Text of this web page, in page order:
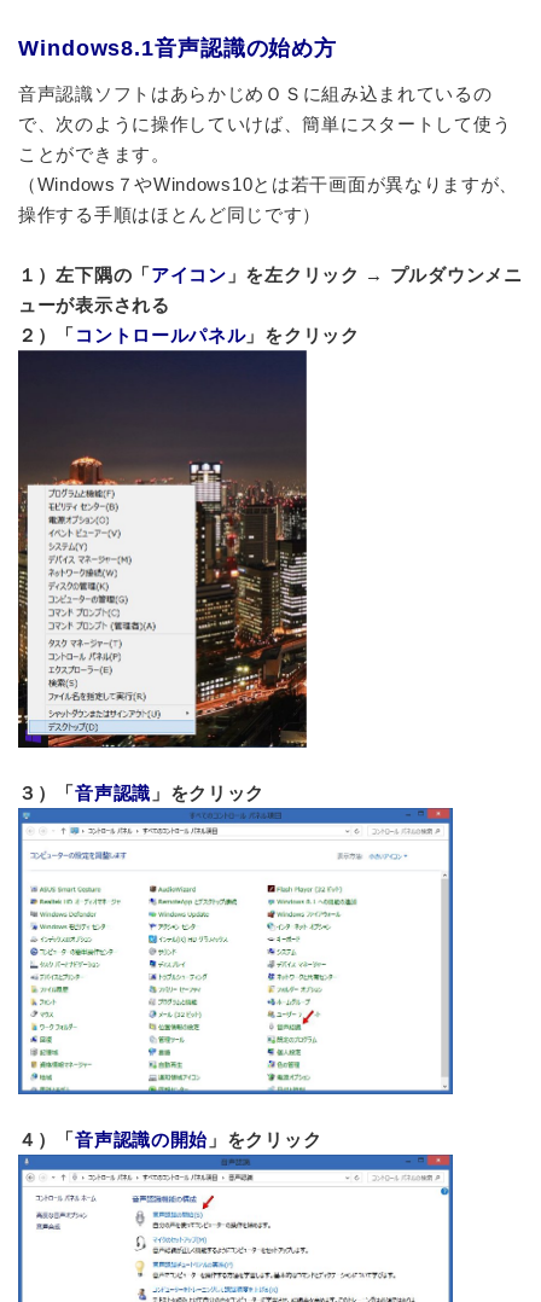
Windows8.1音声認識の始め方
音声認識ソフト はあらかじめＯＳに組み込まれているの
で、次のように操作していけば、簡単にスタートして使う
ことができます。
（Windows７やWindows10とは若干画面が異なりますが、
操作する手順はほとんど同じです）
１）左下隅の「アイコン 」を左クリック → プルダウンメニ
ューが表示される
２）「 コントロールパネル」をクリック
３）「音声認識 」をクリック
４）「音声認識の開始 」をクリック